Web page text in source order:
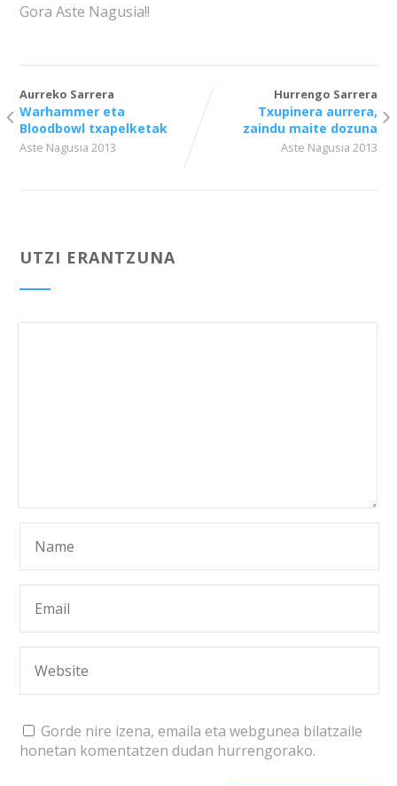
Gora Aste Nagusia!!
Aurreko Sarrera
Warhammer eta
Bloodbowl txapelketak
Aste Nagusia 2013
Hurrengo Sarrera
Txupinera aurrera,
zaindu maite dozuna
Aste Nagusia 2013
UTZI ERANTZUNA
Gorde nire izena, emaila eta webgunea bilatzaile
honetan komentatzen dudan hurrengorako.